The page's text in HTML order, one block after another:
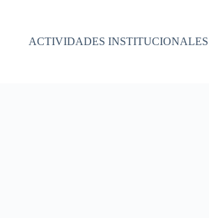
ACTIVIDADES INSTITUCIONALES